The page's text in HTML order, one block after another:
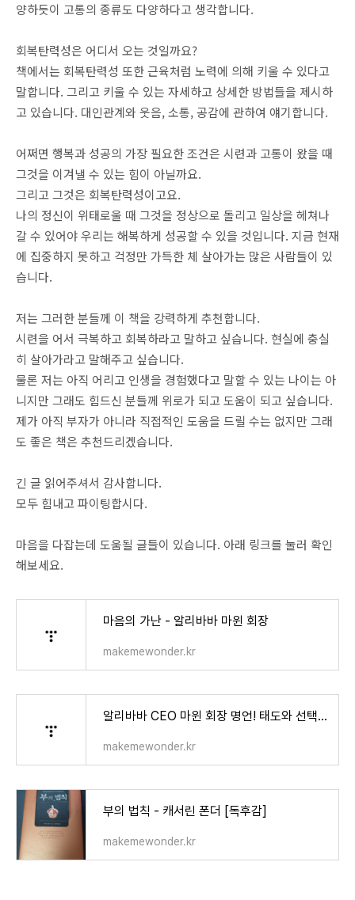
양하듯이 고통의 종류도 다양하다고 생각합니다.
회복탄력성은 어디서 오는 것일까요?
책에서는 회복탄력성 또한 근육처럼 노력에 의해 키울 수 있다고
말합니다. 그리고 키울 수 있는 자세하고 상세한 방법들을 제시하
고 있습니다. 대인관계와 웃음, 소통, 공감에 관하여 얘기합니다.
어쩌면 행복과 성공의 가장 필요한 조건은 시련과 고통이 왔을 때
그것을 이겨낼 수 있는 힘이 아닐까요.
그리고 그것은 회복탄력성이고요.
나의 정신이 위태로울 때 그것을 정상으로 돌리고 일상을 헤쳐나
갈 수 있어야 우리는 해복하게 성공할 수 있을 것입니다. 지금 현재
에 집중하지 못하고 걱정만 가득한 체 살아가는 많은 사람들이 있
습니다.
저는 그러한 분들께 이 책을 강력하게 추천합니다.
시련을 어서 극복하고 회복하라고 말하고 싶습니다. 현실에 충실
히 살아가라고 말해주고 싶습니다.
물론 저는 아직 어리고 인생을 경험했다고 말할 수 있는 나이는 아
니지만 그래도 힘드신 분들께 위로가 되고 도움이 되고 싶습니다.
제가 아직 부자가 아니라 직접적인 도움을 드릴 수는 없지만 그래
도 좋은 책은 추천드리겠습니다.
긴 글 읽어주셔서 감사합니다.
모두 힘내고 파이팅합시다.
마음을 다잡는데 도움될 글들이 있습니다. 아래 링크를 눌러 확인
해보세요.
마음의 가난 - 알리바바 마윈 회장
makemewonder.kr
알리바바 CEO 마윈 회장 명언! 태도와 선택에 관하여
makemewonder.kr
부의 법칙 - 캐서린 폰더 [독후감]
makemewonder.kr